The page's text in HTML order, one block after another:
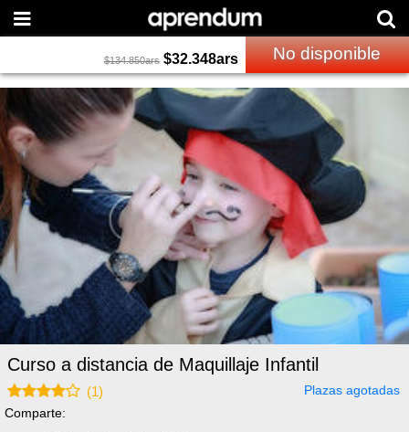
$134.850ars $32.348ars No disponible
Curso a distancia de Maquillaje Infantil
(1)
Plazas agotadas
Comparte: